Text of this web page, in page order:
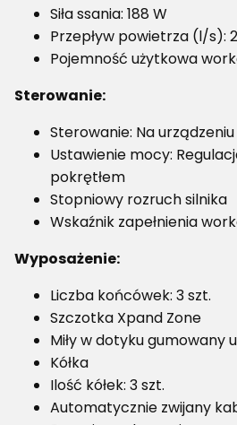
Siła ssania: 188 W
Przepływ powietrza (l/s):
Pojemność użytkowa
Sterowanie:
Sterowanie: Na urządzeniu
Ustawienie mocy:
pokrętłem
Stopniowy rozruch silnika
Wskaźnik zapełnienia
Wyposażenie:
Liczba końcówek: 3 szt.
Szczotka Xpand Zone
Miły w dotyku gumowany
Kółka
Ilość kółek: 3 szt.
Automatycznie zwijany